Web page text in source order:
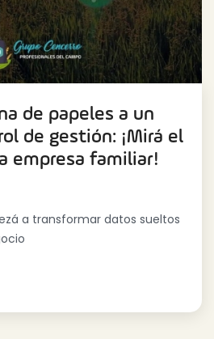
de papeles a un
de gestión: ¡Mirá el
empresa familiar!
a transformar datos sueltos